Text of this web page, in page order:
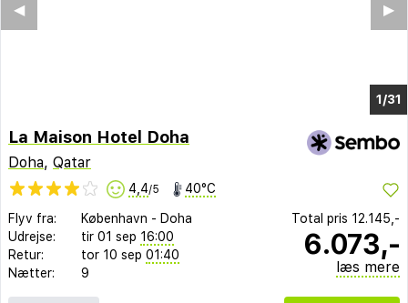
1/26
▶︎
◀︎
La Maison Hotel Doha
Doha, Qatar
4,4/5 40°C
Flyv fra: København - Doha
Udrejse:
tir 01 sep 16:00
Retur:
tor 10 sep 01:40
Nætter:
9
Total pris 12.145,-
6.073,-
læs mere